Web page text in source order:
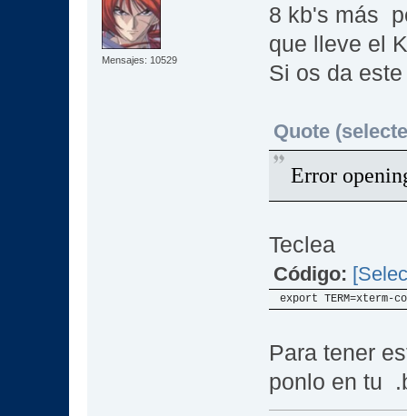
Mensajes: 10529
8 kb's más
que lleve el
Si os da este
Quote
Error
Teclea
Código:
export TERM=xterm-
Para tener
ponlo en tu